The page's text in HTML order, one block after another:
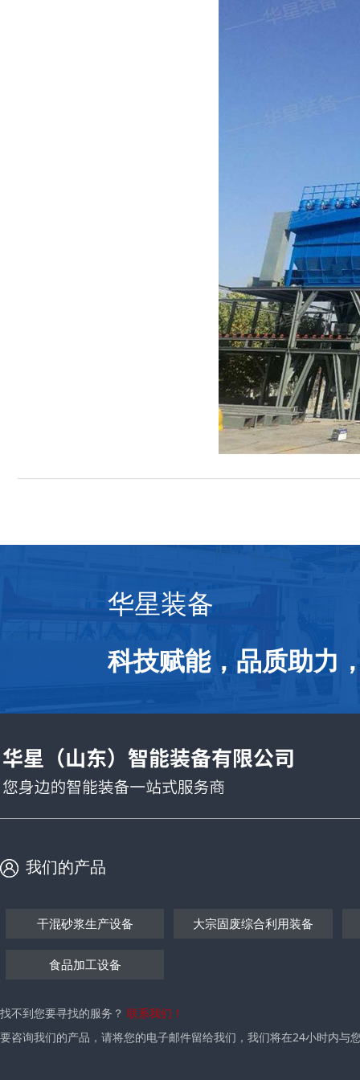
华星装备
科技赋能，品质助力
我们的产品
干混砂浆生产设备 大宗固废综合利用装备
食品加工设备
找不到您要寻找的服务？ 联系我们！
要咨询我们的产品，请将您的电子邮件留给我们，我们将在24小时内与